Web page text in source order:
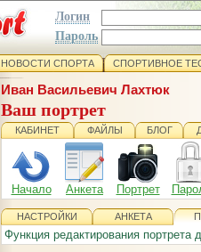
Логин
Пароль
НОВОСТИ СПОРТА СПОРТИВНОЕ
Иван Васильевич Лахтюк
Ваш портрет
КАБИНЕТ ФАЙЛЫ БЛОГ
Начало Анкета Портрет
НАСТРОЙКИ АНКЕТА
Функция редактирования портрета